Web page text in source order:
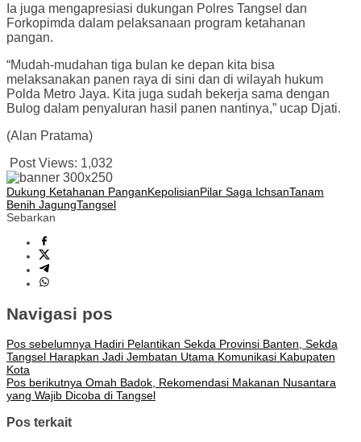
Ia juga mengapresiasi dukungan Polres Tangsel dan
Forkopimda dalam pelaksanaan program ketahanan
pangan.
“Mudah-mudahan tiga bulan ke depan kita bisa
melaksanakan panen raya di sini dan di wilayah hukum
Polda Metro Jaya. Kita juga sudah bekerja sama dengan
Bulog dalam penyaluran hasil panen nantinya,” ucap Djati.
(Alan Pratama)
Post Views: 1,032
Dukung Ketahanan PanganKepolisianPilar Saga IchsanTanam
Benih JagungTangsel
Sebarkan
Navigasi pos
Pos sebelumnya Hadiri Pelantikan Sekda Provinsi Banten, Sekda
Tangsel Harapkan Jadi Jembatan Utama Komunikasi Kabupaten
Kota
Pos berikutnya Omah Badok, Rekomendasi Makanan Nusantara
yang Wajib Dicoba di Tangsel
Pos terkait